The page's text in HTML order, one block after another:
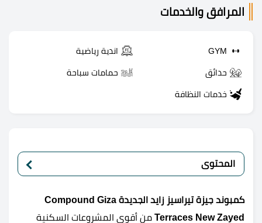
المرافق والخدمات
GYM اندية رياضية
حدائق حمامات سباحة
خدمات النظافة
المحتوى
كمبوند جيزة تيراسيز زايد الجديدة Compound Giza
Terraces New Zayed من أقوى المشروعات السكنية